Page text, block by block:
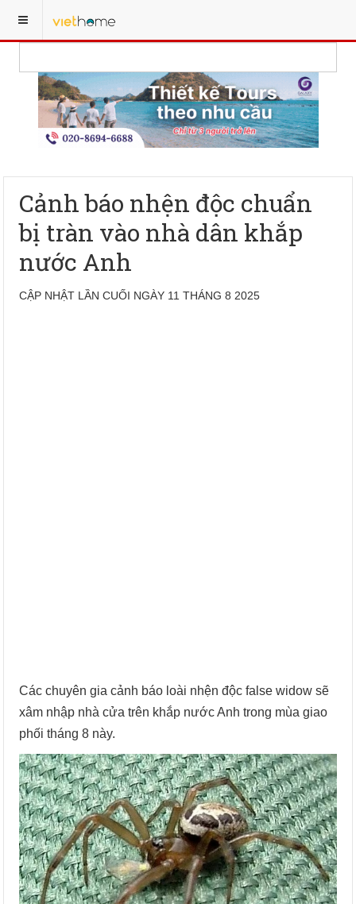
Cảnh báo nhện độc chuẩn
bị tràn vào nhà dân khắp
nước Anh
CẬP NHẬT LẦN CUỐI NGÀY 11 THÁNG 8 2025
Các chuyên gia cảnh báo loài nhện độc false widow sẽ
xâm nhập nhà cửa trên khắp nước Anh trong mùa giao
phối tháng 8 này.